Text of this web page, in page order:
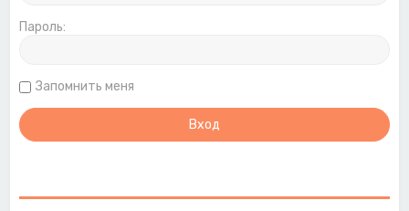
Пароль:
Запомнить меня